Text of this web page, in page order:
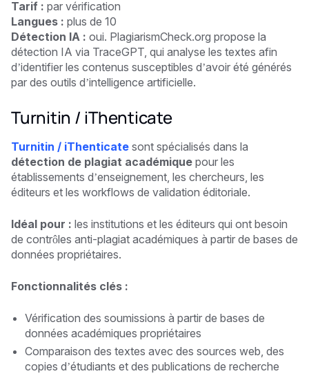
Tarif : par vérification
Langues : plus de 10
Détection IA : oui. PlagiarismCheck.org propose la
détection IA via TraceGPT, qui analyse les textes afin
d’identifier les contenus susceptibles d’avoir été générés
par des outils d’intelligence artificielle.
Turnitin / iThenticate
Turnitin / iThenticate sont spécialisés dans la
détection de plagiat académique pour les
établissements d’enseignement, les chercheurs, les
éditeurs et les workflows de validation éditoriale.
Idéal pour : les institutions et les éditeurs qui ont besoin
de contrôles anti-plagiat académiques à partir de bases de
données propriétaires.
Fonctionnalités clés :
Vérification des soumissions à partir de bases de
données académiques propriétaires
Comparaison des textes avec des sources web, des
copies d’étudiants et des publications de recherche